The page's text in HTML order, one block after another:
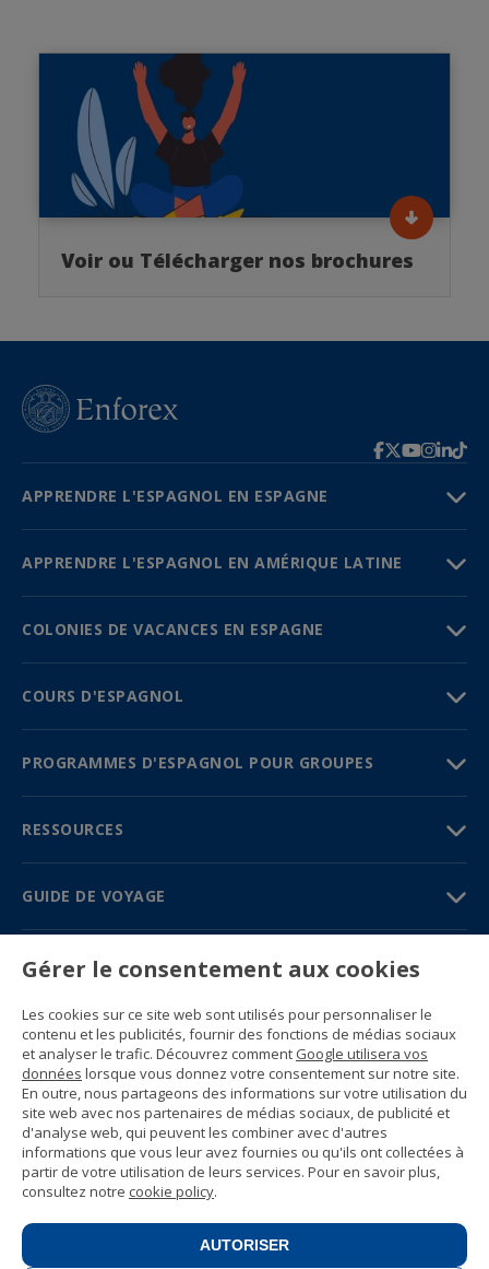
Voir ou Télécharger nos brochures
APPRENDRE L'ESPAGNOL EN ESPAGNE
APPRENDRE L'ESPAGNOL EN AMÉRIQUE LATINE
COLONIES DE VACANCES EN ESPAGNE
COURS D'ESPAGNOL
PROGRAMMES D'ESPAGNOL POUR GROUPES
RESSOURCES
GUIDE DE VOYAGE
PARTENAIRES
Contactez-nous
Prix et brochures
(+34) 91 594 37 76
Gustavo Fernández Balbuena, 11
28002 Madrid, Spain
Sitemap
Conditions générales
Politique de confidentialité
Politique de cookies d’Enforex
(CIF B-79946729) Tous droits réservés.
Avis juridique
Gérer le consentement aux cookies
Les cookies sur ce site web sont utilisés pour personnaliser le
contenu et les publicités, fournir des fonctions de médias sociaux
et analyser le trafic. Découvrez comment Google utilisera vos
données lorsque vous donnez votre consentement sur notre site.
En outre, nous partageons des informations sur votre utilisation du
site web avec nos partenaires de médias sociaux, de publicité et
d'analyse web, qui peuvent les combiner avec d'autres
informations que vous leur avez fournies ou qu'ils ont collectées à
partir de votre utilisation de leurs services. Pour en savoir plus,
consultez notre cookie policy.
AUTORISER